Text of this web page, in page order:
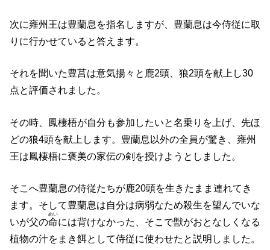
次に雍州王は豊蘭息を指名しますが、豊蘭息は今侍従に取
りに行かせていると答えます。
それを聞いた豊莒は意気揚々と鹿2頭、狼2頭を献上し30
点と評価されました。
その時、鳳棲梧が自分も参加したいと名乗りを上げ、先ほ
どの狼4頭を献上します。豊蘭息以外の全員が驚き、雍州
王は鳳棲梧に褒美の家伝の剣を授けようとしました。
そこへ豊蘭息の侍従たちが鹿20頭を生きたまま連れてき
ます。そして豊蘭息は自分は病弱なため殺生を望んでいな
いが父の命
めい
には背けなかった、そこで獣がおとなしくなる
植物の汁をまき餌として侍従に使わせたと説明しました。